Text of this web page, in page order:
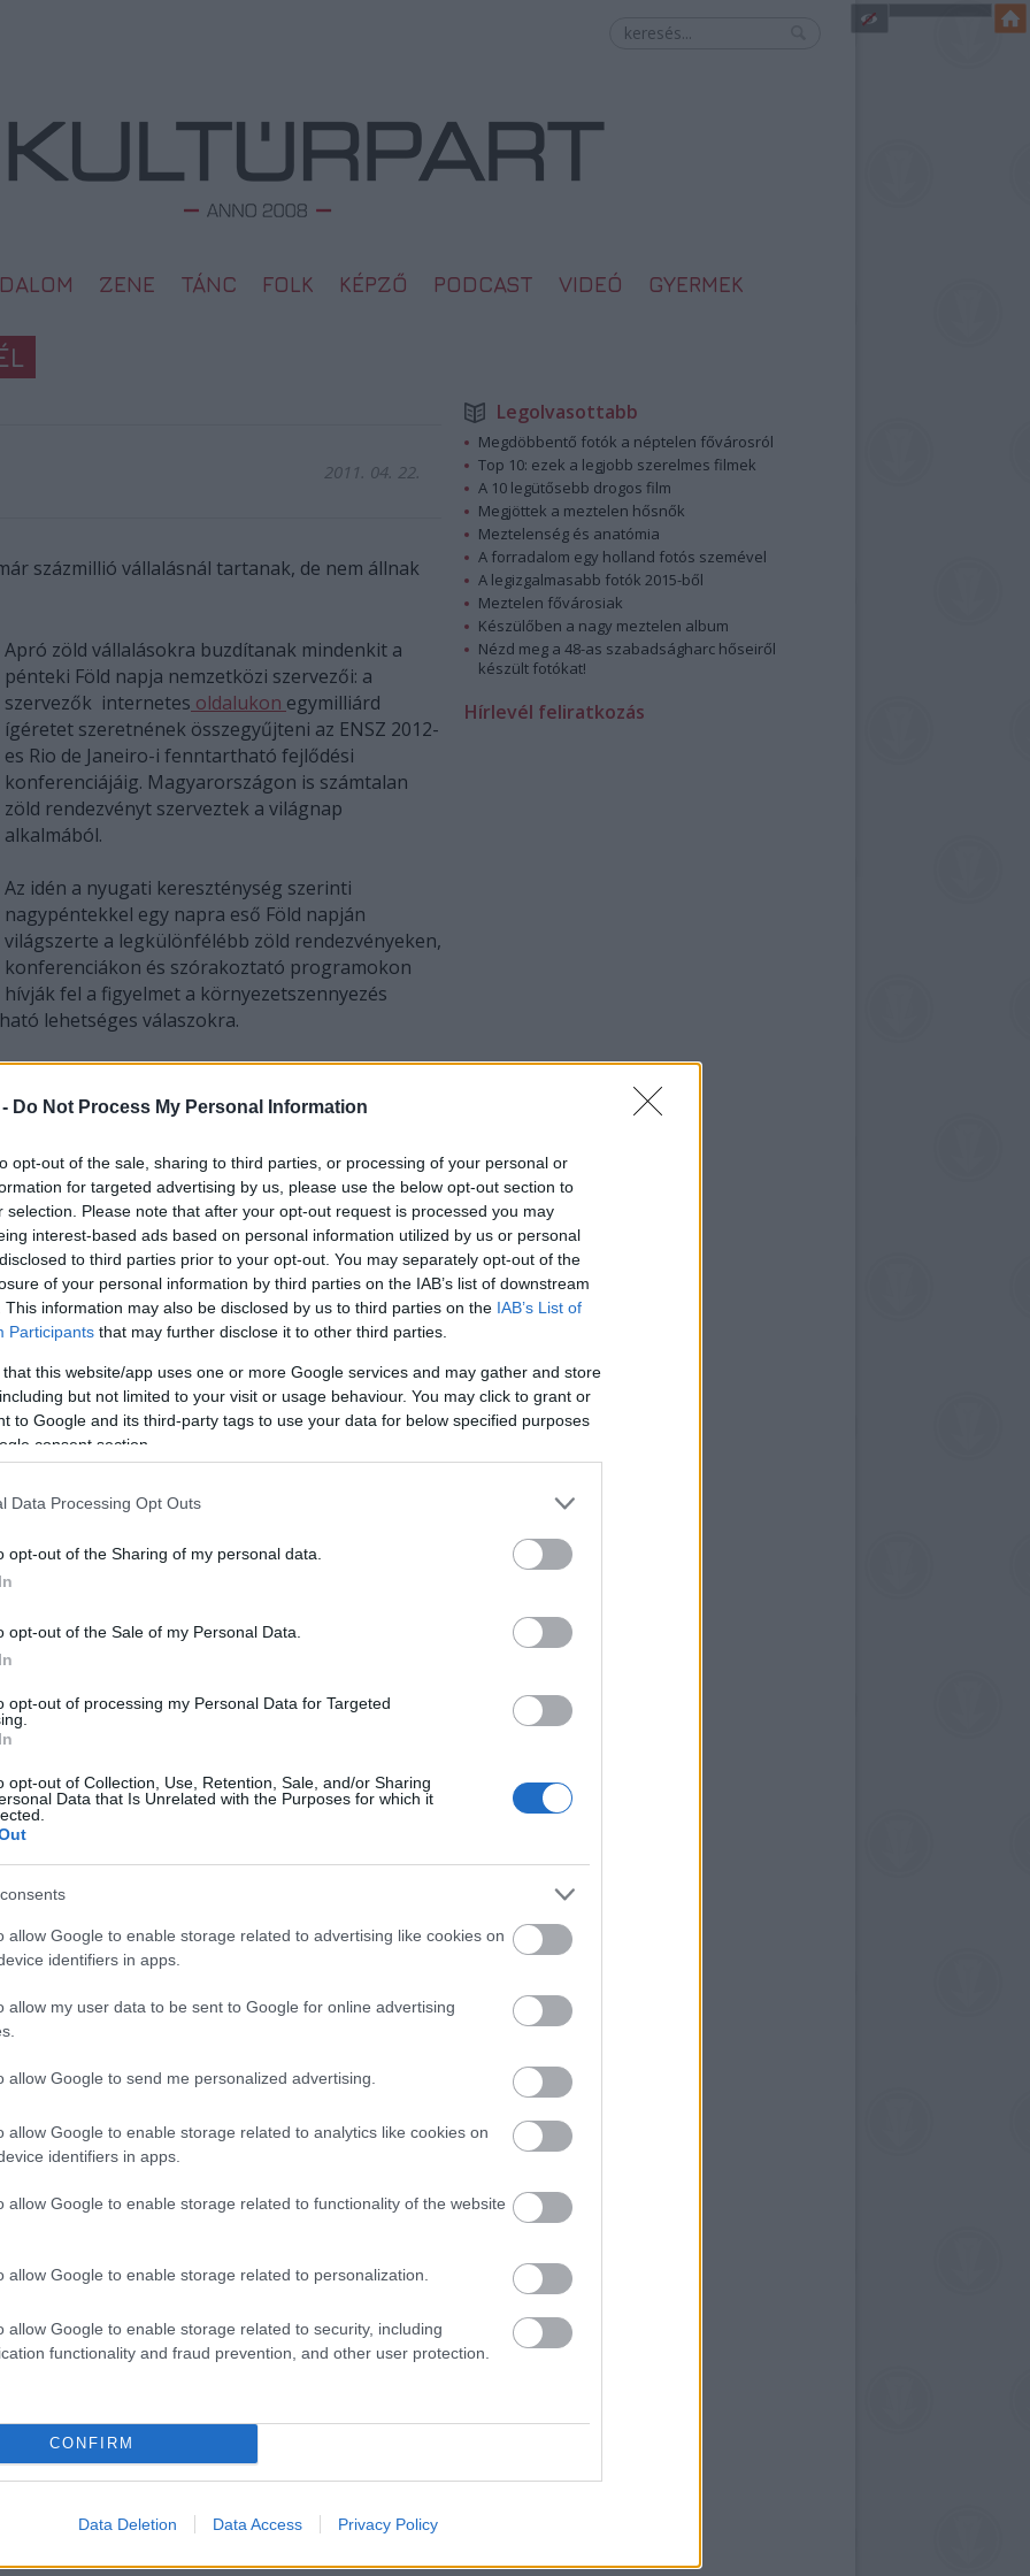
Do Not Process My Personal Information
opt-out of the sale, sharing to third parties, or processing of your personal or
for targeted advertising by us, please use the below opt-out section to
selection. Please note that after your opt-out request is processed you may
interest-based ads based on personal information utilized by us or personal
to third parties prior to your opt-out. You may separately opt-out of the
of your personal information by third parties on the IAB’s list of downstream
This information may also be disclosed by us to third parties on the IAB’s List of
Participants that may further disclose it to other third parties.
that this website/app uses one or more Google services and may gather and store
but not limited to your visit or usage behaviour. You may click to grant or
to Google and its third-party tags to use your data for below specified purposes
consent section.
Data Processing Opt Outs
opt-out of the Sharing of my personal data.
opt-out of the Sale of my Personal Data.
opt-out of processing my Personal Data for Targeted
opt-out of Collection, Use, Retention, Sale, and/or Sharing
Data that Is Unrelated with the Purposes for which it
allow Google to enable storage related to advertising like cookies on
identifiers in apps.
allow my user data to be sent to Google for online advertising
allow Google to send me personalized advertising.
allow Google to enable storage related to analytics like cookies on
identifiers in apps.
allow Google to enable storage related to functionality of the website
allow Google to enable storage related to personalization.
allow Google to enable storage related to security, including
functionality and fraud prevention, and other user protection.
CONFIRM
Data Deletion Data Access Privacy Policy
ZENE TÁNC FOLK KÉPZŐ PODCAST VIDEÓ GYERMEK
2011. 04. 22.
százmillió vállalásnál tartanak, de nem állnak
Apró zöld vállalásokra buzdítanak mindenkit a
pénteki Föld napja nemzetközi szervezői: a
szervezők internetes oldalukon egymilliárd
ígéretet szeretnének összegyűjteni az ENSZ 2012-
es Rio de Janeiro-i fenntartható fejlődési
konferenciájáig. Magyarországon is számtalan
zöld rendezvényt szerveztek a világnap
alkalmából.
Az idén a nyugati kereszténység szerinti
nagypéntekkel egy napra eső Föld napján
világszerte a legkülönfélébb zöld rendezvényeken,
konferenciákon és szórakoztató programokon
hívják fel a figyelmet a környezetszennyezés
lehetséges válaszokra.
felett jár a zöld vállalások számlálója:
cserélése, Föld napi események
az iskolai vagy otthoni kert
jelentő Egyesült Államokban több száz
és más eseményt hirdettek meg péntekre.
of the Electric Car (Az elektromos autó
a New York-i Tribeca Filmfesztiválon,
12 nagyváros képviselői a helyi zöld gazdaság
Fazekas Sándor vidékfejlesztési miniszter
Parkban rendezett Föld napi ünnepségen
van szükség a környezetszennyezés
A miniszter Pro Natura Díjakat és
okleveleket adott át kiemelkedő munkát végző
sorozatot bocsátott ki a Föld napjára,
Az 5000 forint címletű ezüstérme téglalap
pedig a nemzeti park egyik jellegzetes
szakadópart látható.
mikroszkópos vizsgálódások, kísérletek,
a családokat és az
ökodivat-bemutatóval, ÖkoBringa
és zenei programokkal várja az
A Gödörben kivonják a forgalomból az
az üvegpoharak mellett már csak betétdíjas,
szolgálják ki a vendégeket.
közleménye szerint önkénteseik, valamint
képviselői kétszáz fát ültetnek el közösen
Fesztivál előtt. Mint írják, az akcióval arra
több ezer főt megmozgató rendezvényeken
is keletkezhet naponta, amelyek erősen
tavasziCritical Mass(Kritikus Tömeg)
miatt csak a következő hétvégén, április 30-án,
amerikai egyetemi hallgató indította el 1970-ben;
egész Földön ünneplik. Számos esemény
a washingtoni Worldwatch Institute például
ki éves jelentését a világ környezeti
alkalommal ünneplik a Föld napját,
faültetést, falutakarítást, túrákat - szerveztek
programokról részletesen a
Legolvasottabb
Megdöbbentő fotók a néptelen fővárosról
Top 10: ezek a legjobb szerelmes filmek
A 10 legütősebb drogos film
Megjöttek a meztelen hősnők
Meztelenség és anatómia
A forradalom egy holland fotós szemével
A legizgalmasabb fotók 2015-ből
Meztelen fővárosiak
Készülőben a nagy meztelen album
Nézd meg a 48-as szabadságharc hőseiről
készült fotókat!
Hírlevél feliratkozás